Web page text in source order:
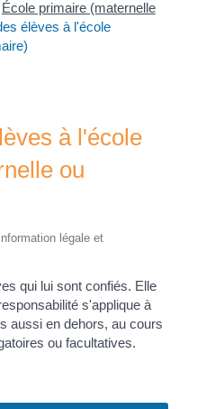
École primaire (maternelle
élèves à l'école
à l'école
ou
légale et
qui lui sont confiés. Elle
s'applique à
aussi en dehors, au cours
ou facultatives.